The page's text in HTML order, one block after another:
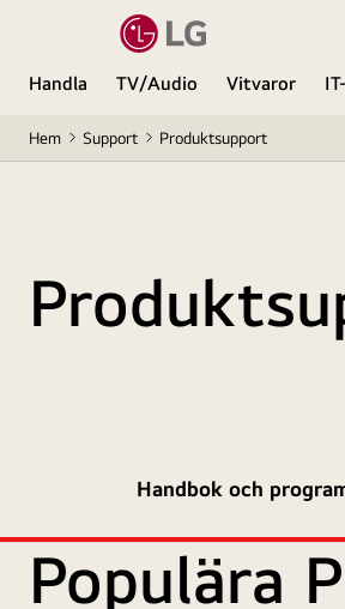
Handla TV/Audio Vitvaror
Hem Support Produktsupport
Handbok och
Populära